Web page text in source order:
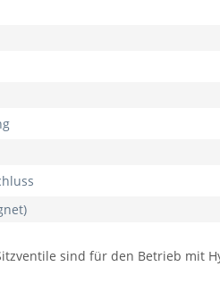
sind für den Betrieb mit